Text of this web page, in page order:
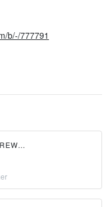
b/-/777791
БАКУНИН / BAKUNIN BREWING CO.